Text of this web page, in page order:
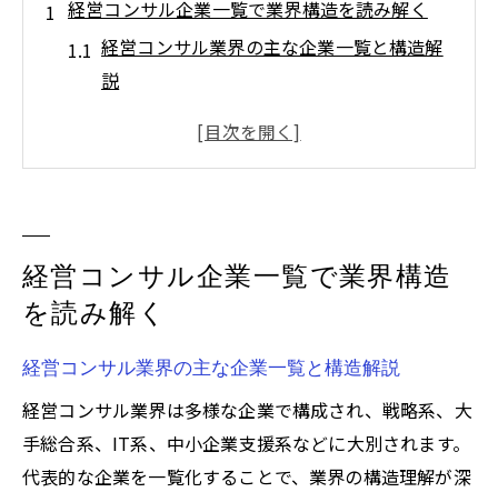
経営コンサル企業一覧で業界構造を読み解く
経営コンサル業界の主な企業一覧と構造解
説
コンサルティング会社一覧から見る業界の
日本の経営コンサル企業の特徴と業界の動
向
主要経営コンサル企業の強みと専門領域を
把握
経営コンサル業界の最新トレンドと今後の
展望
コンサルティング会社選びに役立つ比較ポイン
経営コンサル企業一覧で業界構造
を読み解く
経営コンサル業界の主な企業一覧と構造解説
経営コンサル業界は多様な企業で構成され、戦略系、大
手総合系、IT系、中小企業支援系などに大別されます。
代表的な企業を一覧化することで、業界の構造理解が深